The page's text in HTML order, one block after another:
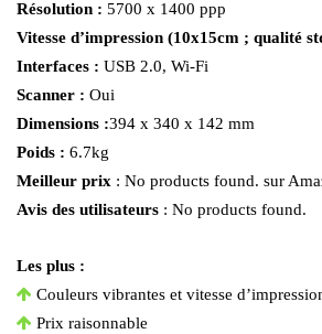
Résolution : 5700 x 1400 ppp
Vitesse d’impression (10x15cm ; qualité
Interfaces : USB 2.0, Wi-Fi
Scanner : Oui
Dimensions :394 x 340 x 142 mm
Poids : 6.7kg
Meilleur prix : No products found. sur
Avis des utilisateurs : No products found.
Les plus :
Couleurs vibrantes et vitesse
Prix raisonnable